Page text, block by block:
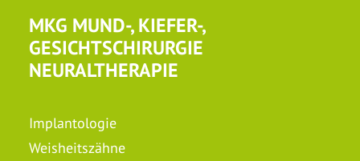
MKG MUND-, KIEFER-,
GESICHTSCHIRURGIE
NEURALTHERAPIE
Implantologie
Weisheitszähne